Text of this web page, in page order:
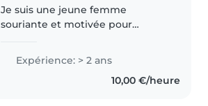
Je suis une jeune femme
souriante et motivée pour
Je suis sportive de haut niveau et
fait mes études à côté. Je suis
organisée et dynamique. J'aime..
Expérience: > 2 ans
10,00 €/heure